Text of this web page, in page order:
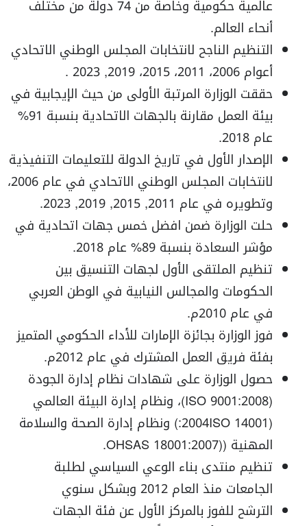
عالمية حكومية وخاصة من 74 دولة من مختلف
أنحاء العالم.
التنظيم الناجح لانتخابات المجلس الوطني الاتحادي
أعوام 2006، 2011، 2015، 2019, 2023 .
حققت الوزارة المرتبة الأولى من حيث الإيجابية في
بيئة العمل مقارنة بالجهات الاتحادية بنسبة 91%
عام 2018.
الإصدار الأول في تاريخ الدولة للتعليمات التنفيذية
لانتخابات المجلس الوطني الاتحادي في عام 2006،
وتطويره في عام 2011, 2015, 2019, 2023.
حلت الوزارة ضمن افضل خمس جهات اتحادية في
مؤشر السعادة بنسبة 89% عام 2018.
تنظيم الملتقى الأول لجهات التنسيق بين
الحكومات والمجالس النيابية في الوطن العربي
في عام 2010م.
فوز الوزارة بجائزة الإمارات للأداء الحكومي المتميز
بفئة فريق العمل المشترك في عام 2012م.
حصول الوزارة على شهادات نظام إدارة الجودة
(ISO 9001:2008)، ونظام إدارة البيئة العالمي
(2004ISO 14001:) ونظام إدارة الصحة والسلامة
المهنية ((OHSAS 18001:2007.
تنظيم منتدى بناء الوعي السياسي لطلبة
الجامعات منذ العام 2012 وبشكل سنوي
الترشح للفوز بالمركز الأول عن فئة الجهات